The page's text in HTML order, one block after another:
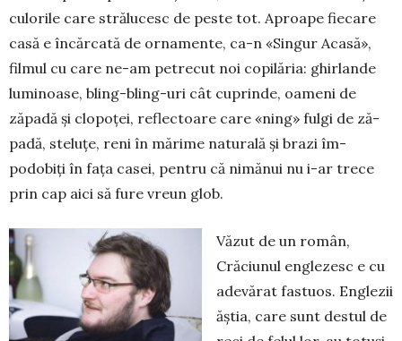
culorile ca­­re strălucesc de peste tot. Aproa­pe fiecare
casă e în­căr­cată de ornamente, ca-n «Sin­gur Acasă»,
filmul cu care ne-am petrecut noi copilăria: ghir­­lande
luminoase, bling-bling-uri cât cuprinde, oameni de
zăpadă și clopoței, reflec­toa­re care «ning» fulgi de ză­
pa­dă, steluțe, reni în mărime naturală și brazi îm­
podobiți în fața casei, pentru că nimănui nu i-ar trece
prin cap aici să fure vreun glob.
Văzut de un român,
Crăciunul englezesc e cu
adevărat fastuos. Englezii
ăștia, care sunt destul de